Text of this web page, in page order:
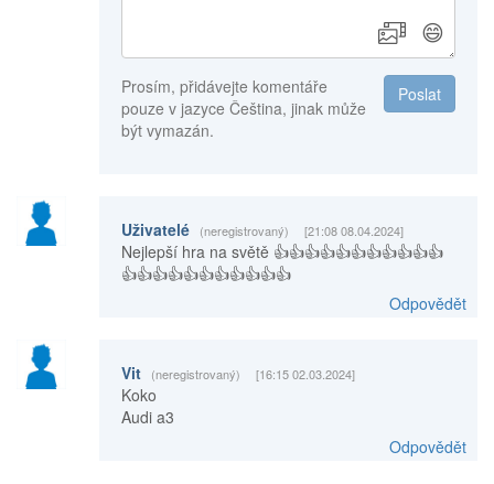
😄
Poslat
Prosím, přidávejte komentáře
pouze v jazyce Čeština, jinak může
být vymazán.
Uživatelé (neregistrovaný) [21:08 08.04.2024]
Nejlepší hra na světě 👍👍👍👍👍👍👍👍👍👍👍
👍👍👍👍👍👍👍👍👍👍👍
Odpovědět
Vit (neregistrovaný) [16:15 02.03.2024]
Koko
Audi a3
Odpovědět